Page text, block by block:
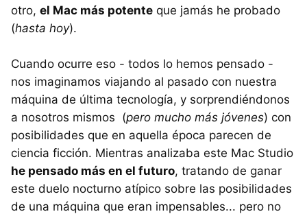
otro, el Mac más potente que jamás he probado
(hasta hoy).
Cuando ocurre eso - todos lo hemos pensado -
nos imaginamos viajando al pasado con nuestra
máquina de última tecnología, y sorprendiéndonos
a nosotros mismos (pero mucho más jóvenes) con
posibilidades que en aquella época parecen de
ciencia ficción. Mientras analizaba este Mac Studio
he pensado más en el futuro, tratando de ganar
este duelo nocturno atípico sobre las posibilidades
de una máquina que eran impensables... pero no